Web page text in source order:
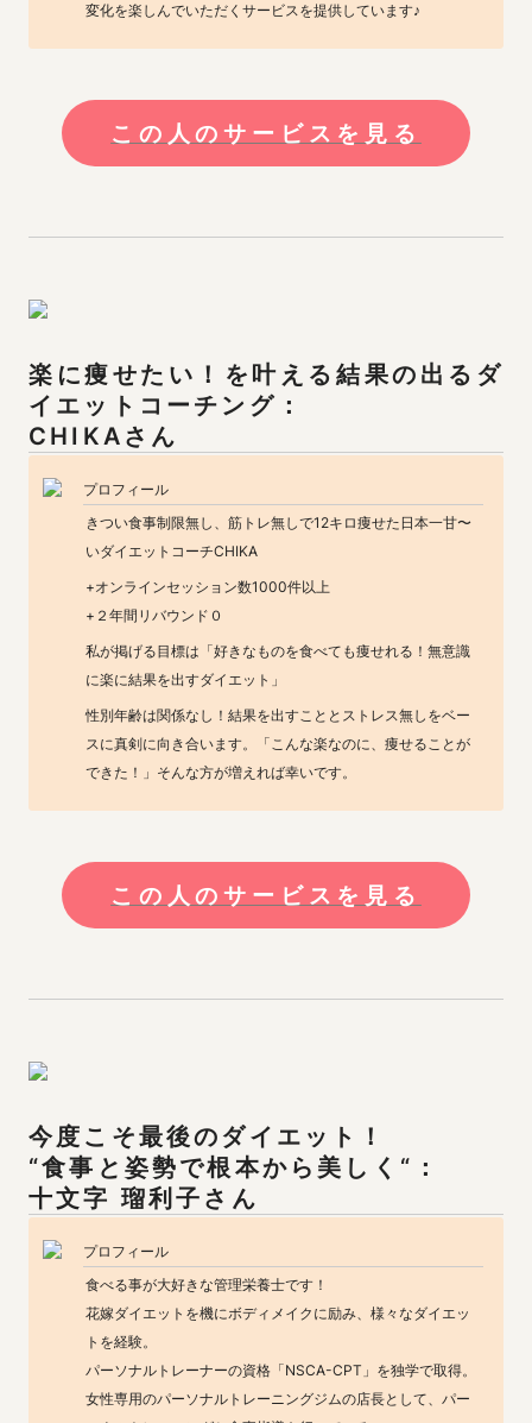
変化を楽しんでいただくサービスを提供しています♪
この人のサービスを見る
楽に痩せたい！を叶える結果の出るダ
イエットコーチング：
CHIKAさん
プロフィール
きつい食事制限無し、筋トレ無しで12キロ痩せた日本一甘〜
いダイエットコーチCHIKA
+オンラインセッション数1000件以上
+２年間リバウンド０
私が掲げる目標は「好きなものを食べても痩せれる！無意識
に楽に結果を出すダイエット」
性別年齢は関係なし！結果を出すこととストレス無しをベー
スに真剣に向き合います。「こんな楽なのに、痩せることが
できた！」そんな方が増えれば幸いです。
この人のサービスを見る
今度こそ最後のダイエット！
十文字 瑠利子 さん
プロフィール
食べる事が大好きな管理栄養士です！
花嫁ダイエットを機にボディメイクに励み、様々なダイエッ
トを経験。
パーソナルトレーナーの資格「NSCA-CPT」を独学で取得。
女性専用のパーソナルトレーニングジムの店長として、パー